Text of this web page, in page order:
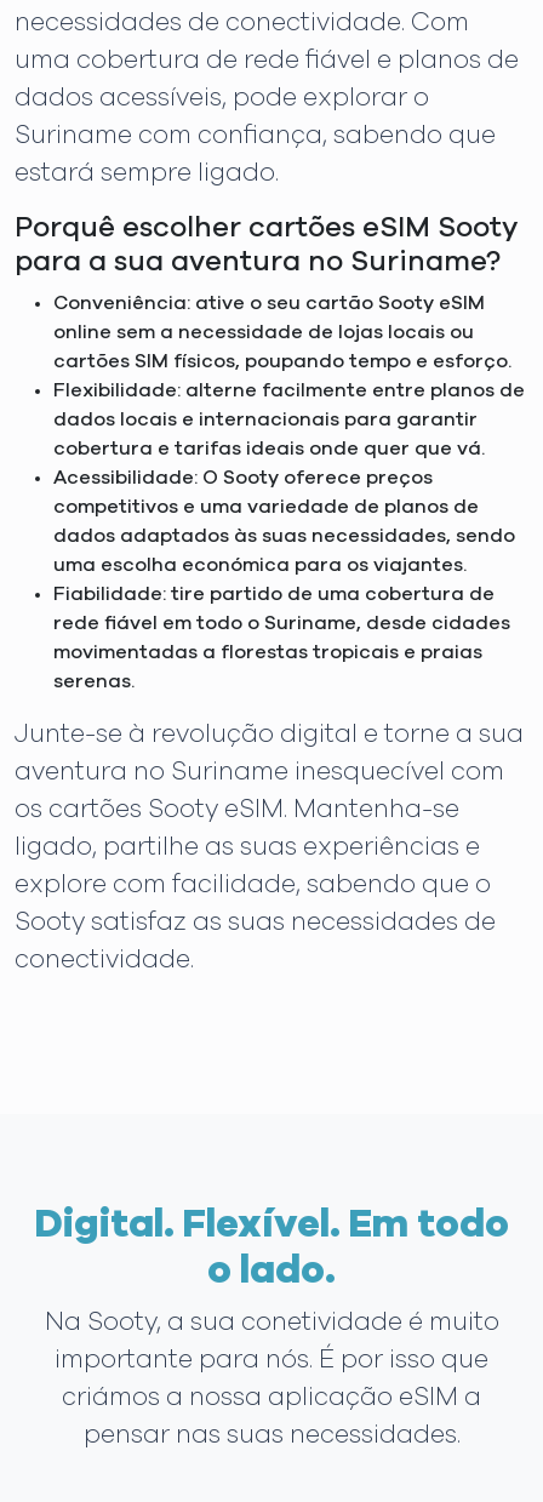
necessidades de conectividade. Com
uma cobertura de rede fiável e planos de
dados acessíveis, pode explorar o
Suriname com confiança, sabendo que
estará sempre ligado.
Porquê escolher cartões eSIM Sooty
para a sua aventura no Suriname?
Conveniência: ative o seu cartão Sooty eSIM
online sem a necessidade de lojas locais ou
cartões SIM físicos, poupando tempo e esforço.
Flexibilidade: alterne facilmente entre planos de
dados locais e internacionais para garantir
cobertura e tarifas ideais onde quer que vá.
Acessibilidade: O Sooty oferece preços
competitivos e uma variedade de planos de
dados adaptados às suas necessidades, sendo
uma escolha económica para os viajantes.
Fiabilidade: tire partido de uma cobertura de
rede fiável em todo o Suriname, desde cidades
movimentadas a florestas tropicais e praias
serenas.
Junte-se à revolução digital e torne a sua
aventura no Suriname inesquecível com
os cartões Sooty eSIM. Mantenha-se
ligado, partilhe as suas experiências e
explore com facilidade, sabendo que o
Sooty satisfaz as suas necessidades de
conectividade.
Digital. Flexível. Em todo
o lado.
Na Sooty, a sua conetividade é muito
importante para nós. É por isso que
criámos a nossa aplicação eSIM a
pensar nas suas necessidades.